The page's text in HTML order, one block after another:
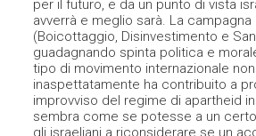
per il futuro, e da un punto di vista
avverrà e meglio sarà. La campagna
(Boicottaggio, Disinvestimento e
guadagnando spinta politica e
tipo di movimento internazionale
inaspettatamente ha contribuito a
improvviso del regime di apartheid
sembra come se potesse a un
gli israeliani a riconsiderare se un